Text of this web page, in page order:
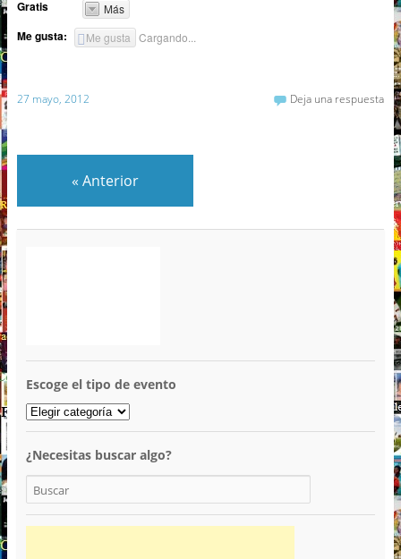
Gratis Más
Me gusta: Me gusta Cargando...
27 mayo, 2012 Deja una respuesta
« Anterior
Escoge el tipo de evento
¿Necesitas buscar algo?